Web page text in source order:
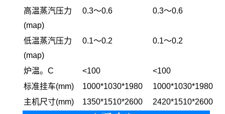
高温蒸汽压力
(map)
0.3～0.6 0.3～0.6
低温蒸汽压力
(map)
0.1～0.2 0.1～0.2
炉温。C <100
<100
标准挂车(mm)
1000*1030*1980
1000*1030*1980
主机尺寸(mm)
1350*1510*2600 2420*1510*2600